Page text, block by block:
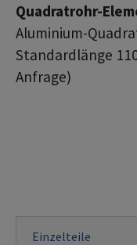
Quadratrohr-
Aluminium-
Standardlänge
Anfrage)
Einzelteile